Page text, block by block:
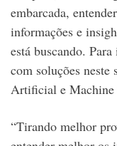
embarcada,
informações e
está buscando.
com soluções
Artificial e Machine
“Tirando melhor